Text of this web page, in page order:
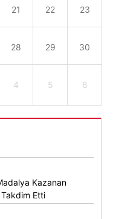
21 22 23
28 29 30
4 5 6
Kazanan
Etti